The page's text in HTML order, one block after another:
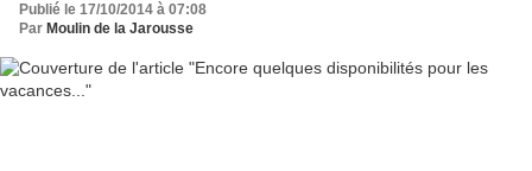
Publié le 17/10/2014 à 07:08
Par Moulin de la Jarousse